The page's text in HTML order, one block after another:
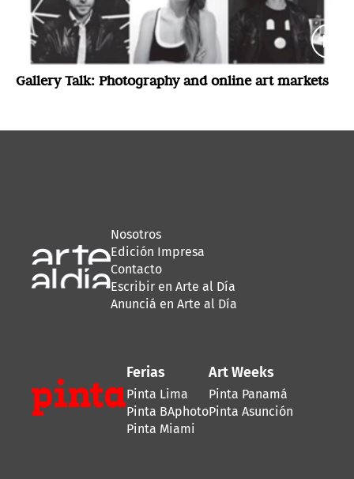
Gallery Talk: Photography and online art markets
Nosotros
Edición Impresa
Contacto
Escribir en Arte al Día
Anunciá en Arte al Día
Ferias
Pinta Lima
Pinta BAphoto
Pinta Miami
Art Weeks
Pinta Panamá
Pinta Asunción